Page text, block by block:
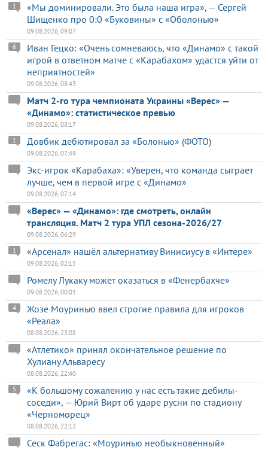
«Мы доминировали. Это была наша игра», — Сергей
Шищенко про 0:0 «Буковины» с «Оболонью»
1
09.08.2026, 09:07
Иван Гецко: «Очень сомневаюсь, что «Динамо» с такой
игрой в ответном матче с «Карабахом» удастся уйти от
неприятностей»
6
09.08.2026, 08:43
Матч 2-го тура чемпионата Украины «Верес» —
«Динамо»: статистическое превью
09.08.2026, 08:17
Довбик дебютировал за «Болонью» (ФОТО)
1
09.08.2026, 07:49
Экс-игрок «Карабаха»: «Уверен, что команда сыграет
лучше, чем в первой игре с «Динамо»
09.08.2026, 07:14
«Верес» — «Динамо»: где смотреть, онлайн
трансляция. Матч 2 тура УПЛ сезона-2026/27
09.08.2026, 06:29
«Арсенал» нашёл альтернативу Винисиусу в «Интере»
1
09.08.2026, 02:15
Ромелу Лукаку может оказаться в «Фенербахче»
09.08.2026, 00:01
Жозе Моуринью ввел строгие правила для игроков
«Реала»
4
08.08.2026, 23:08
«Атлетико» принял окончательное решение по
Хулиану Альваресу
08.08.2026, 22:40
«К большому сожалению у нас есть такие дебилы-
соседи», — Юрий Вирт об ударе русни по стадиону
«Черноморец»
5
08.08.2026, 22:12
Сеск Фабрегас: «Моуринью необыкновенный»